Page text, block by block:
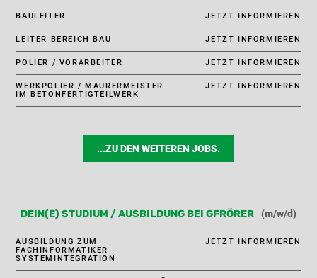
BAULEITER JETZT INFORMIEREN
LEITER BEREICH BAU JETZT INFORMIEREN
POLIER / VORARBEITER JETZT INFORMIEREN
WERKPOLIER / MAURERMEISTER
IM BETONFERTIGTEILWERK
JETZT INFORMIEREN
...ZU DEN WEITEREN JOBS.
DEIN(E) STUDIUM / AUSBILDUNG BEI GFRÖRER (m/w/d)
AUSBILDUNG ZUM
FACHINFORMATIKER -
SYSTEMINTEGRATION
JETZT INFORMIEREN